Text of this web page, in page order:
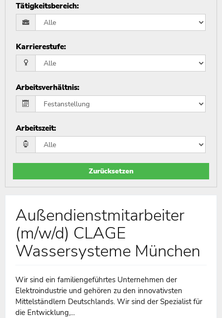
Tätigkeitsbereich:
Karrierestufe:
Arbeitsverhältnis:
Arbeitszeit:
Zurücksetzen
Außendienstmitarbeiter
(m/w/d) CLAGE
Wassersysteme München
Wir sind ein familiengeführtes Unternehmen der
Elektroindustrie und gehören zu den innovativsten
Mittelständlern Deutschlands. Wir sind der Spezialist für
die Entwicklung,...